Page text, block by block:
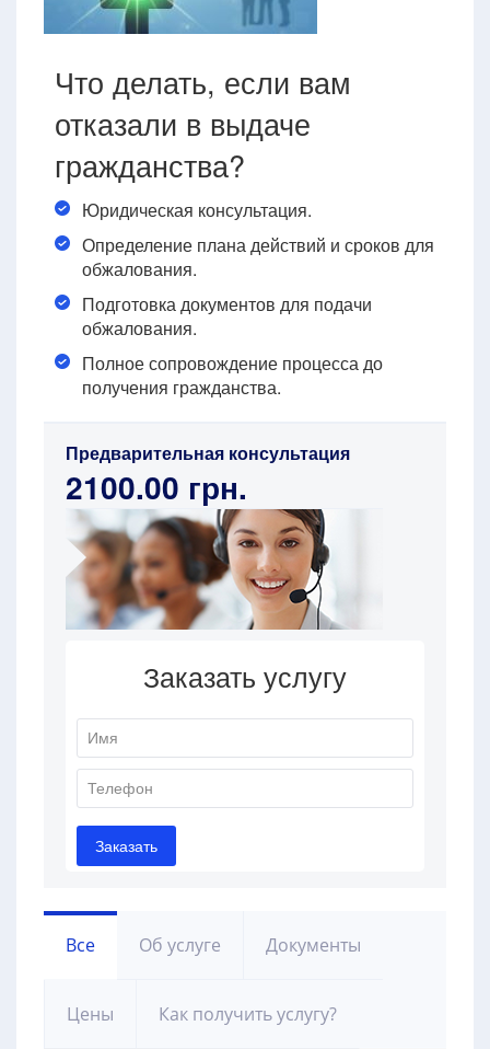
Что делать, если вам
отказали в выдаче
гражданства?
Юридическая консультация.
Определение плана действий и сроков для
обжалования.
Подготовка документов для подачи
обжалования.
Полное сопровождение процесса до
получения гражданства.
Предварительная консультация
2100.00 грн.
Все Об услуге Документы
Цены Как получить услугу?